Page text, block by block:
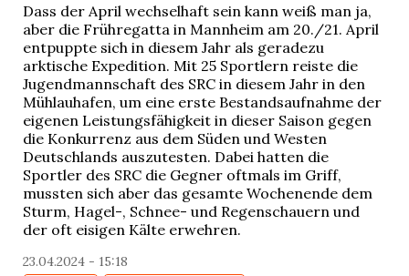
Dass der April wechselhaft sein kann weiß man ja,
aber die Frühregatta in Mannheim am 20./21. April
entpuppte sich in diesem Jahr als geradezu
arktische Expedition. Mit 25 Sportlern reiste die
Jugendmannschaft des SRC in diesem Jahr in den
Mühlauhafen, um eine erste Bestandsaufnahme der
eigenen Leistungsfähigkeit in dieser Saison gegen
die Konkurrenz aus dem Süden und Westen
Deutschlands auszutesten. Dabei hatten die
Sportler des SRC die Gegner oftmals im Griff,
mussten sich aber das gesamte Wochenende dem
Sturm, Hagel-, Schnee- und Regenschauern und
der oft eisigen Kälte erwehren.
23.04.2024 - 15:18